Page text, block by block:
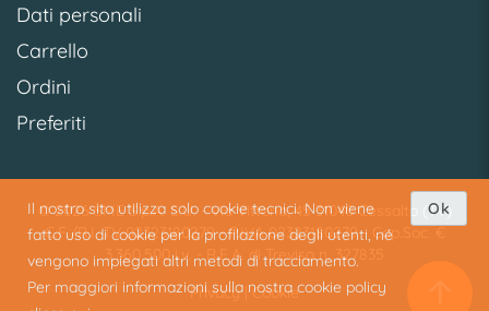
Il nostro sito utilizza solo cookie tecnici. Non viene
fatto uso di cookie per la profilazione degli utenti, né
vengono impiegati altri metodi di tracciamento.
Per maggiori informazioni sulla nostra cookie policy
Ok
Dati personali
Carrello
Ordini
Preferiti
© 2026 SME S.p.A. S.U. - Via Vittoria, 45 31040 Cessalto (TV)
C.F./R.I. TV 02323180279 - P.IVA 02323180279 - Cap.Soc. €
3.360.500 i.v. - R.E.A. di Treviso n. 327835
Privacy|Cookie